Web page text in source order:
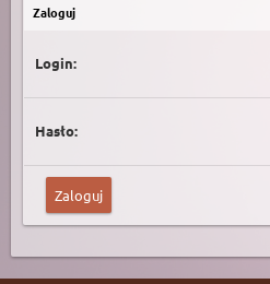
Zaloguj
Login:
Hasło: